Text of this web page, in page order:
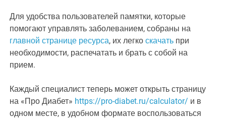
Для удобства пользователей памятки, которые
помогают управлять заболеванием, собраны на
главной странице ресурса, их легкоскачать при
необходимости, распечатать и брать с собой на
прием.
Каждый специалист теперь может открыть страницу
на «Про Диабет» https://pro-diabet.ru/calculator/ и в
одном месте, в удобном формате воспользоваться